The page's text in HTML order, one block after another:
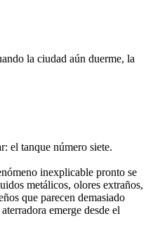
la ciudad aún duerme, la
el tanque número siete.
inexplicable pronto se
metálicos, olores extraños,
que parecen demasiado
emerge desde el